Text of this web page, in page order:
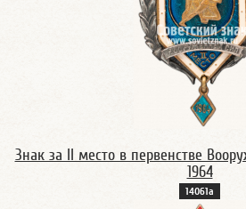
Знак за II место в первенстве
1964
14061а